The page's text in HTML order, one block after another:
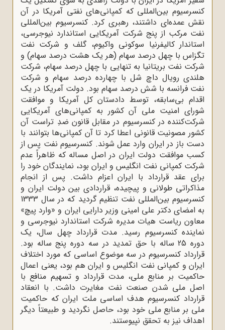
کنسرسیوم بین‌المللی که کمپانی‌های نفتی آمریکا در آن
نقش عمده‌ای داشتند، رهبری کرد. کنسرسیوم بین‌المللی
نفت مرکب از پنج شرکت آمریکایی استاندارد نیوجرسی،
استاندار کالیفرنیا سوکونی واکیوم، گلف و شرکت نفت
تگزاس با چهل درصد سهام (هر یک هشت درصد سهام) و
شرکت نفت بریتانیا به تنهایی با چهل درصد سهام، شرکت
هلندی رویال داچ شل با چهارده درصد سهام و شرکت
نفت فرانسه با شش درصد سهام بود. دولت آمریکا در یک
اقدام بی‌سابقه، توسط دادستان کل آمریکا و موافقت
شورای امنیت ملی آن کشور به کمپانی‌های آمریکایی
شرکت‌کننده در کنسرسیوم در مقابل قانون ضدِ تراست آن
کشور مصونیت قانونی اعطا کرد تا آن کمپانی‌ها بتوانند با
دست باز در ایران وارد عمل شوند. کنسرسیوم نفت پس از
کسب موافقت دولت ایران در اصل مساله که ظاهراً عدم
شرکت کمپانی نفت انگلیس و ایران بود، نمایندگان خود را
برای عقد قرارداد با ایران اعزام داشت. پس از انجام
مذاکراتی طولانی و پیچیده، قراردادی بین دولت ایران و
کنسرسیوم بین‌المللی نفت تنظیم گردید که در سال 1333
به امضای دکتر علی امینی وزیر دارایی ایران و «وارد پیچ»
معاون ریاست هیات مدیره شرکت استاندارد نیوجرسی و
نماینده کنسرسیوم رسید. مدت قرارداد چهل سال، یک
دوره 25 ساله با حق تمدید در سه دوره پنج ساله بود.
قرارداد کنسرسیوم در سه موضوع اساسی که مورد اختلاف
ایران و کمپانی نفت انگلیس و ایران هم بود، یعنی اعمال
حاکمیت بر منابع ملی، مدت قرارداد و تسهیم منافع با
اصل ملی شدن صنعت نفت مغایرت داشت. با انعقاد
قرارداد کنسرسیوم هدف اساسی ملت ایران که حاکمیت
ملی بر منابع ملی خود بود، حاصل نگردید و طبیعتاً دیگر
اهداف نیز به تحقق نپیوستند.